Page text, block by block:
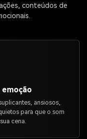
conteúdos de
emoção
ansiosos,
para que o som
cena.